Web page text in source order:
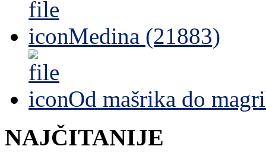
Medina (21883)
Od mašrika do
NAJČITANIJE